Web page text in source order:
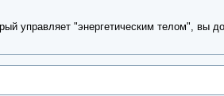
управляет "энергетическим телом", вы